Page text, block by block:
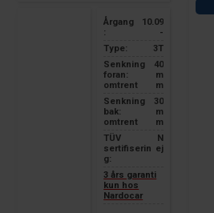
Årgang
:
10.09
-
Type:
3T
Senkning
foran:
omtrent
40
m
m
Senkning
bak:
omtrent
30
m
m
TÜV
sertifiserin
g:
N
ej
3 års garanti
kun hos
Nardocar